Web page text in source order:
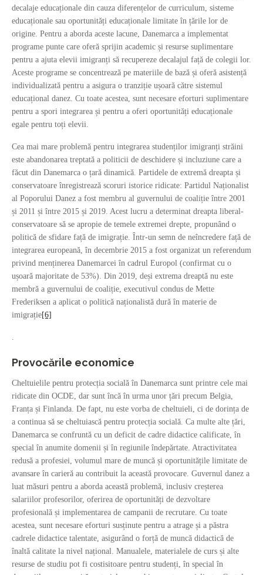
decalaje educaționale din cauza diferențelor de curriculum, sisteme
educaționale sau oportunități educaționale limitate în țările lor de
origine. Pentru a aborda aceste lacune, Danemarca a implementat
programe punte care oferă sprijin academic și resurse suplimentare
pentru a ajuta elevii imigranți să recupereze decalajul față de colegii lor.
Aceste programe se concentrează pe materiile de bază și oferă asistență
individualizată pentru a asigura o tranziție ușoară către sistemul
educațional danez. Cu toate acestea, sunt necesare eforturi suplimentare
pentru a spori integrarea și pentru a oferi oportunități educaționale
egale pentru toți elevii.
Cea mai mare problemă pentru integrarea studenților imigranți străini
este abandonarea treptată a politicii de deschidere și incluziune care a
făcut din Danemarca o țară dinamică. Partidele de extremă dreapta și
conservatoare înregistrează scoruri istorice ridicate: Partidul Naționalist
al Poporului Danez a fost membru al guvernului de coaliție între 2001
și 2011 și între 2015 și 2019. Acest lucru a determinat dreapta liberal-
conservatoare să se apropie de temele extremei drepte, propunând o
politică de sfidare față de imigrație. Într-un semn de neîncredere față de
integrarea europeană, în decembrie 2015 a fost organizat un referendum
privind menținerea Danemarcei în cadrul Europol (confirmat cu o
ușoară majoritate de 53%). Din 2019, deși extrema dreaptă nu este
membră a guvernului de coaliție, executivul condus de Mette
Frederiksen a aplicat o politică naționalistă dură în materie de
imigrație[6]
Provocările economice
Cheltuielile pentru protecția socială în Danemarca sunt printre cele mai
ridicate din OCDE, dar sunt încă în urma unor țări precum Belgia,
Franța și Finlanda. De fapt, nu este vorba de cheltuieli, ci de dorința de
a continua să se cheltuiască pentru protecția socială. Ca multe alte țări,
Danemarca se confruntă cu un deficit de cadre didactice calificate, în
special în anumite domenii și în regiunile îndepărtate. Atractivitatea
redusă a profesiei, volumul mare de muncă și oportunitățile limitate de
avansare în carieră au contribuit la această provocare. Guvernul danez a
luat măsuri pentru a aborda această problemă, inclusiv creșterea
salariilor profesorilor, oferirea de oportunități de dezvoltare
profesională și implementarea de campanii de recrutare. Cu toate
acestea, sunt necesare eforturi susținute pentru a atrage și a păstra
cadrele didactice talentate, asigurând o forță de muncă didactică de
înaltă calitate la nivel național. Manualele, materialele de curs și alte
resurse de studiu pot fi costisitoare pentru studenți, în special în